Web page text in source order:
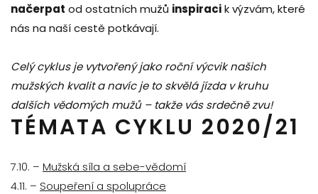
načerpat od ostatních mužů inspiracik výzvám, které
nás na naší cestě potkávají.
Celý cyklus je vytvořený jako roční výcvik našich
mužských kvalit a navíc je to skvělá jízda v kruhu
dalších vědomých mužů – takže vás srdečně zvu!
TÉMATA CYKLU 2020/21
7.10. – Mužská síla a sebe-vědomí
4.11. – Soupeření a spolupráce